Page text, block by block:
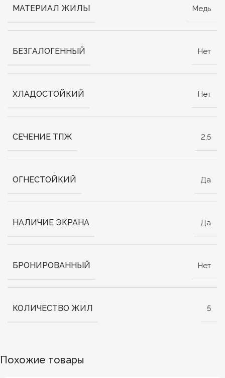
МАТЕРИАЛ ЖИЛЫ Медь
БЕЗГАЛОГЕННЫЙ Нет
ХЛАДОСТОЙКИЙ Нет
СЕЧЕНИЕ ТПЖ 2,5
ОГНЕСТОЙКИЙ Да
НАЛИЧИЕ ЭКРАНА Да
БРОНИРОВАННЫЙ Нет
КОЛИЧЕСТВО ЖИЛ 5
Похожие товары